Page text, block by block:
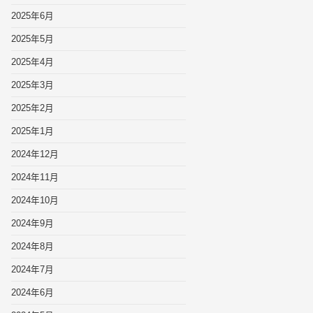
2025年6月
2025年5月
2025年4月
2025年3月
2025年2月
2025年1月
2024年12月
2024年11月
2024年10月
2024年9月
2024年8月
2024年7月
2024年6月